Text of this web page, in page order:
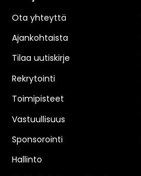
Ota yhteyttä
Ajankohtaista
Tilaa uutiskirje
Rekrytointi
Toimipisteet
Vastuullisuus
Sponsorointi
Hallinto